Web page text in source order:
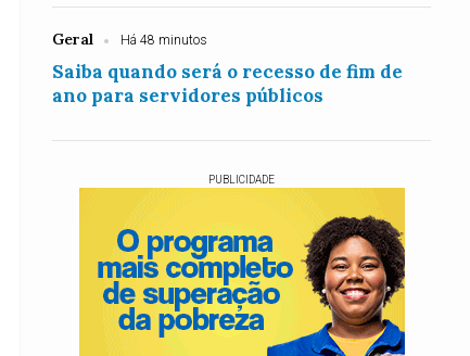
Geral Há 48 minutos
Saiba quando será o recesso de fim de
ano para servidores públicos
PUBLICIDADE